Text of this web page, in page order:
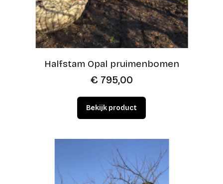
Halfstam Opal pruimenbomen
€ 795,00